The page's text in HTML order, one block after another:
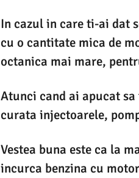
In cazul in care ti-ai dat
cu o cantitate mica de
octanica mai mare,
Atunci cand ai apucat
curata injectoarele,
Vestea buna este ca la
incurca benzina cu